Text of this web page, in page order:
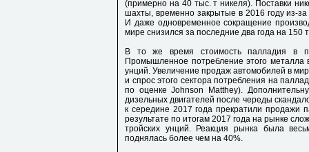
(примерно на 40 тыс. т никеля). Поставки
шахты, временно закрытые в 2016 году из-за
И даже одновременное сокращение
мире снизился за последние два года на 150
В то же время стоимость палладия в
Промышленное потребление этого металла
унций. Увеличение продаж автомобилей в
и спрос этого сектора потребления на
по оценке Johnson Matthey).
дизельных двигателей после череды
к середине 2017 года прекратили продажи
результате по итогам 2017 года на рынке
тройских унций. Реакция рынка была
поднялась более чем на 40%.